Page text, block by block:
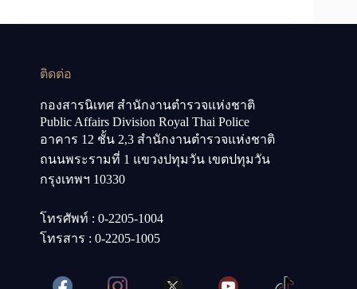
ติดต่อ
กองสารนิเทศ สำนักงานตำรวจแห่งชาติ
Public Affairs Division Royal Thai Police
อาคาร 12 ชั้น 2,3 สำนักงานตำรวจแห่งชาติ
ถนนพระรามที่ 1 แขวงปทุมวัน เขตปทุมวัน
กรุงเทพฯ 10330
โทรศัพท์ : 0-2205-1004
โทรสาร : 0-2205-1005